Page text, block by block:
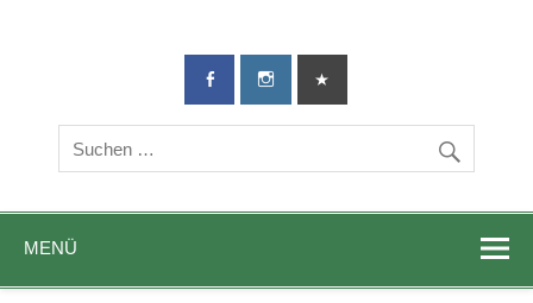
TG-Geislingen
DIE Sportadresse in Geislingen!
MENÜ